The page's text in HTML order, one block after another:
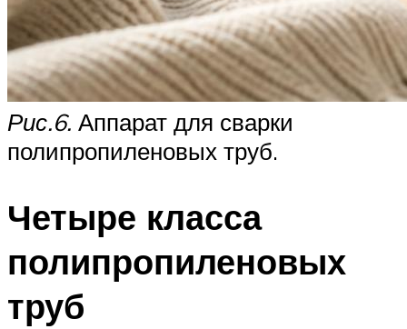
Рис.6. Аппарат для сварки
полипропиленовых труб.
Четыре класса
полипропиленовых
труб